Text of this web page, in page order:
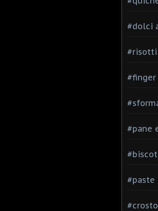
#dolci
#risotti
#pane
#paste